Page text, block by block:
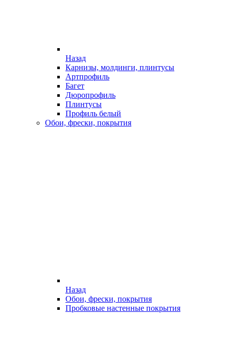
Назад
Карнизы, молдинги, плинтусы
Артпрофиль
Багет
Дюропрофиль
Плинтусы
Профиль белый
Обои, фрески, покрытия
Назад
Обои, фрески, покрытия
Пробковые настенные покрытия